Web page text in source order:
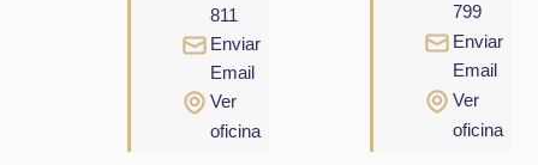
811
Enviar
Email
Ver
oficina
799
Enviar
Email
Ver
oficina